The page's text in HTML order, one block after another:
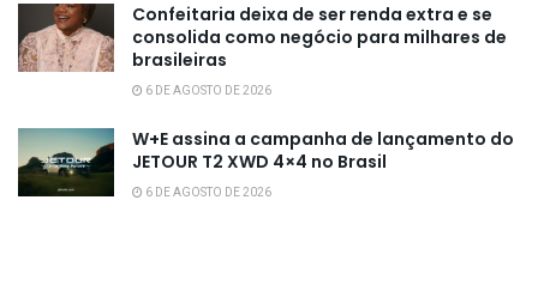
Confeitaria deixa de ser renda extra e se
consolida como negócio para milhares de
brasileiras
6 DE AGOSTO DE 2026
W+E assina a campanha de lançamento do
JETOUR T2 XWD 4×4 no Brasil
6 DE AGOSTO DE 2026